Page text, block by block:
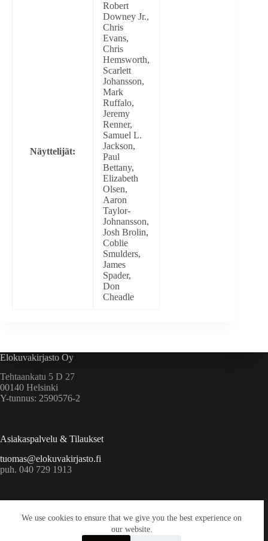
We use cookies to ensure that we give you the best experience on
our website.
Näyttelijät:
Robert
Downey Jr.,
Chris
Evans,
Chris
Hemsworth,
Scarlett
Johansson,
Mark
Ruffalo,
Jeremy
Renner,
Samuel L.
Jackson,
Paul
Bettany,
Elizabeth
Olsen,
Aaron
Taylor-
Johnansson,
Josh Brolin,
Coblie
Smulders,
James
Spader,
Don
Cheadle
Elokuvakirjasto Oy
Tehtaankatu 5 D 27
00140 Helsinki
Y-tunnus: 2590576-2
Asiakaspalvelu & Tilaukset
tuomas@elokuvakirjasto.fi
puh. 040 729 1913